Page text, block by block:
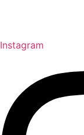
Instagram